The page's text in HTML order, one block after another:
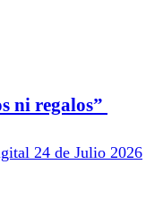
ni regalos”